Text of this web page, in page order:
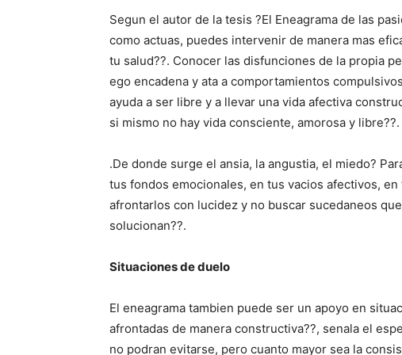
Segun el autor de la tesis ?El Eneagrama de las
como actuas, puedes intervenir de manera mas
tu salud??. Conocer las disfunciones de la propia
ego encadena y ata a comportamientos
ayuda a ser libre y a llevar una vida afectiva
si mismo no hay vida consciente, amorosa y libre??.
.De donde surge el ansia, la angustia, el miedo?
tus fondos emocionales, en tus vacios afectivos,
afrontarlos con lucidez y no buscar sucedaneos
solucionan??.
Situaciones de duelo
El eneagrama tambien puede ser un apoyo en
afrontadas de manera constructiva??, senala el
no podran evitarse, pero cuanto mayor sea la